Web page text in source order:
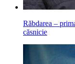
Răbdarea –
căsnicie